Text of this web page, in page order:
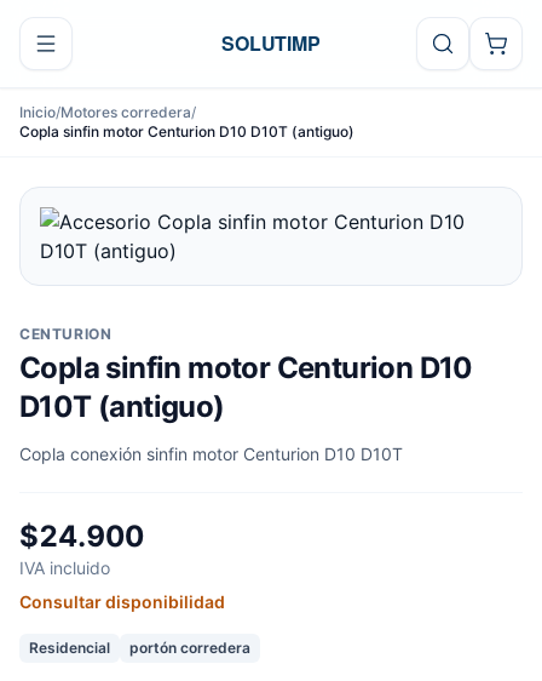
Ir al contenido
SOLUTIMP
Inicio/Motores corredera/
Copla sinfin motor Centurion D10 D10T (antiguo)
CENTURION
Copla sinfin motor Centurion D10
D10T (antiguo)
Copla conexión sinfin motor Centurion D10 D10T
$24.900
IVA incluido
Consultar disponibilidad
Residencial portón corredera